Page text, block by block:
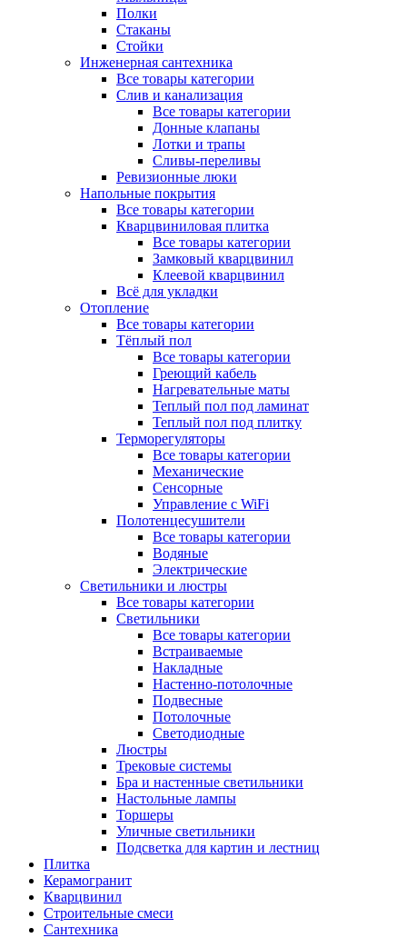
Полки
Стаканы
Стойки
Инженерная сантехника
Все товары категории
Слив и канализация
Все товары категории
Донные клапаны
Лотки и трапы
Сливы-переливы
Ревизионные люки
Напольные покрытия
Все товары категории
Кварцвиниловая плитка
Все товары категории
Замковый кварцвинил
Клеевой кварцвинил
Всё для укладки
Отопление
Все товары категории
Тёплый пол
Все товары категории
Греющий кабель
Нагревательные маты
Теплый пол под ламинат
Теплый пол под плитку
Терморегуляторы
Все товары категории
Механические
Сенсорные
Управление с WiFi
Полотенцесушители
Все товары категории
Водяные
Электрические
Светильники и люстры
Все товары категории
Светильники
Все товары категории
Встраиваемые
Накладные
Настенно-потолочные
Подвесные
Потолочные
Светодиодные
Люстры
Трековые системы
Бра и настенные светильники
Настольные лампы
Торшеры
Уличные светильники
Подсветка для картин и лестниц
Плитка
Керамогранит
Кварцвинил
Строительные смеси
Сантехника